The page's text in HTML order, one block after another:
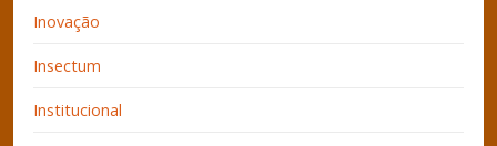
Inovação
Insectum
Institucional